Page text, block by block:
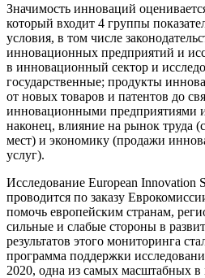
Значимость инноваций
который входит 4 группы
условия, в том числе
инновационных предприятий и
в инновационный сектор и
государственные; продукты
от новых товаров и патентов до
инновационными предприятиями
наконец, влияние на рынок труда
мест) и экономику (продажи
услуг).
Исследование European Innovation
проводится по заказу
помочь европейским странам,
сильные и слабые стороны в
результатов этого мониторинга
программа поддержки
2020, одна из самых масштабных в